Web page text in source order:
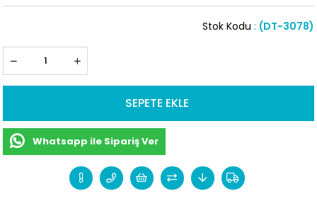
(DT-3078)
Stok Kodu
Whatsapp ile Sipariş Ver